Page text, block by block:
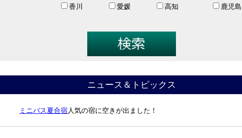
香川
愛媛 高知
鹿児島
ニュース＆トピックス
ミニバス夏合宿人気の宿に空きが出ました！